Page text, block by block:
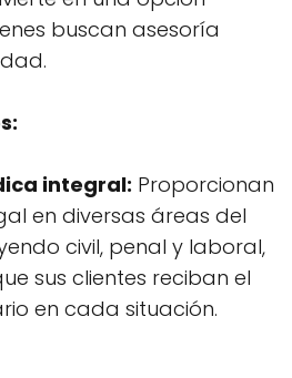
buscan asesoría
integral: Proporcionan
en diversas áreas del
civil, penal y laboral,
sus clientes reciban el
en cada situación.